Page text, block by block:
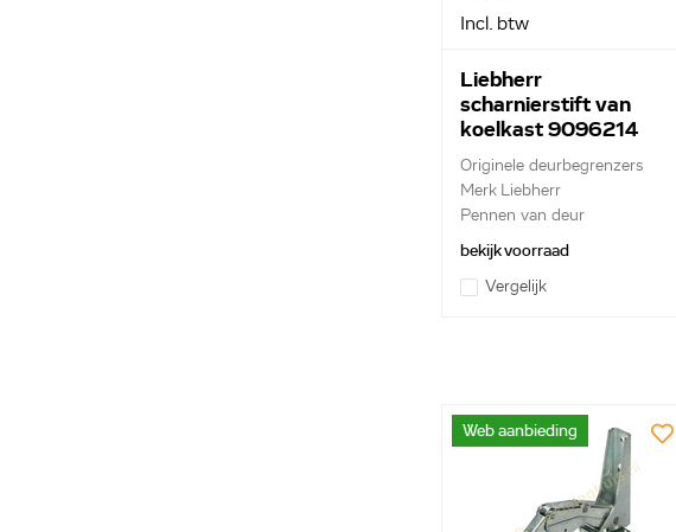
Incl. btw
Liebherr
scharnierstift van
koelkast 9096214
Originele deurbegrenzers
Merk Liebherr
Pennen van deur
bekijk voorraad
Vergelijk
Web aanbieding